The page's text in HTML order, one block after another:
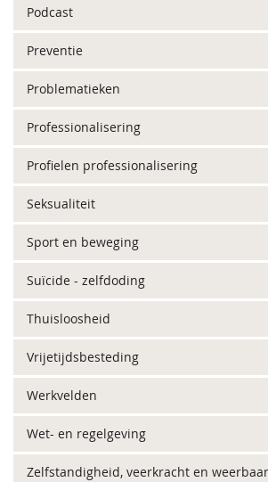
Podcast
Preventie
Problematieken
Professionalisering
Profielen professionalisering
Seksualiteit
Sport en beweging
Suïcide - zelfdoding
Thuisloosheid
Vrijetijdsbesteding
Werkvelden
Wet- en regelgeving
Zelfstandigheid, veerkracht en